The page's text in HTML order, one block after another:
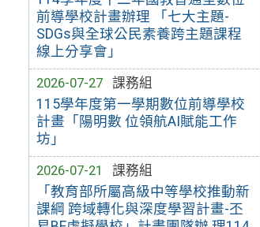
前導學校計畫辦理 「七大主題-
SDGs與全球公民素養跨主題課程
線上分享會」
2026-07-27
課務組
115學年度第一學期數位前導學校
計畫「陽明數 位領航AI賦能工作
坊」
2026-07-21
課務組
「教育部所屬高級中等學校推動新
課綱 跨域轉化與深度學習計畫-丕